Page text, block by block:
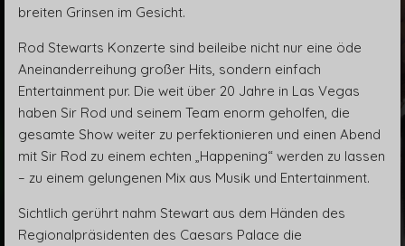
breiten Grinsen im Gesicht.
Rod Stewarts Konzerte sind beileibe nicht nur eine öde
Aneinanderreihung großer Hits, sondern einfach
Entertainment pur. Die weit über 20 Jahre in Las Vegas
haben Sir Rod und seinem Team enorm geholfen, die
gesamte Show weiter zu perfektionieren und einen Abend
mit Sir Rod zu einem echten „Happening“ werden zu lassen
– zu einem gelungenen Mix aus Musik und Entertainment.
Sichtlich gerührt nahm Stewart aus dem Händen des
Regionalpräsidenten des Caesars Palace die